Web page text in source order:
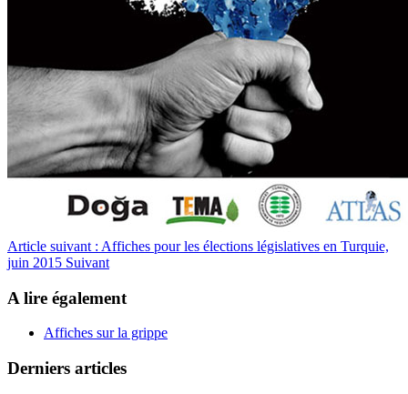
Article suivant : Affiches pour les élections législatives en Turquie,
juin 2015 Suivant
A lire également
Affiches sur la grippe
Derniers articles